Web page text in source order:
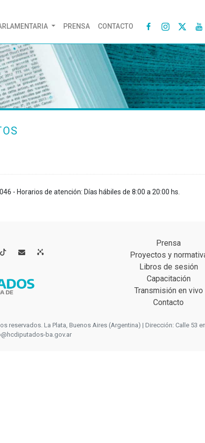
PRENSA CONTACTO  
- Horarios de atención: Días hábiles de 8:00 a 20:00 hs.
 
Prensa
Proyectos y
Libros de sesión
Capacitación
Transmisión en vivo
Contacto
La Plata, Buenos Aires (Argentina) | Dirección: Calle 53
ba.gov.ar